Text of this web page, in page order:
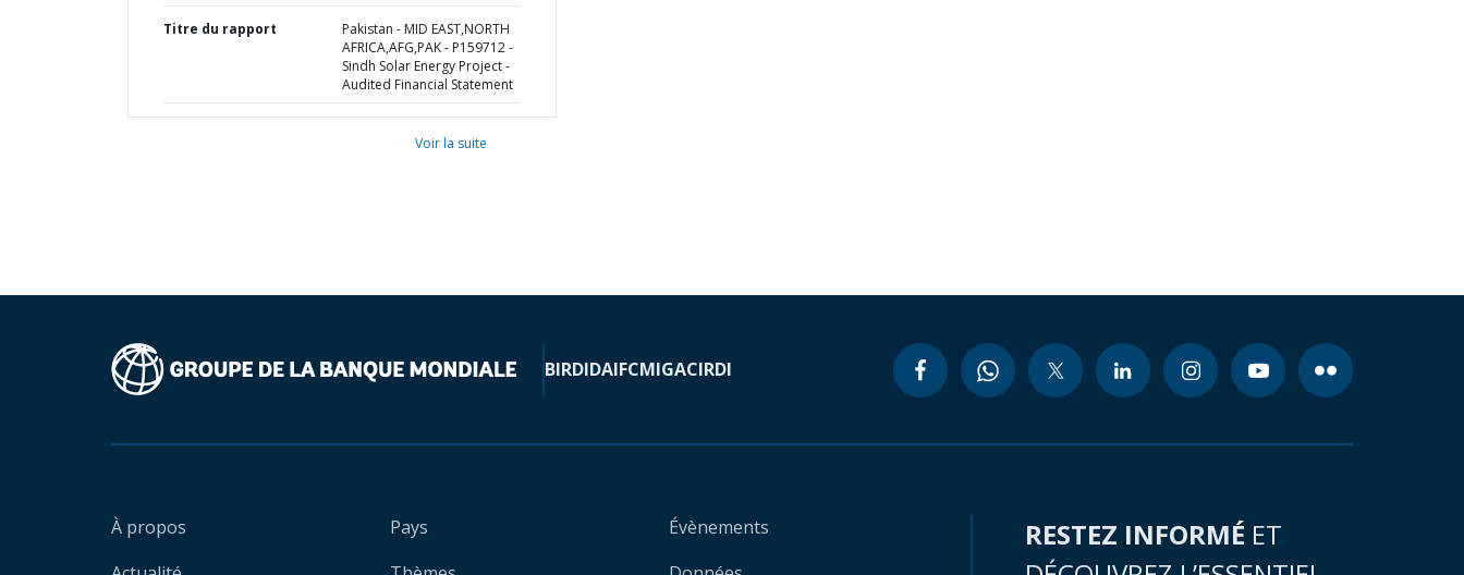
Titre du rapport
Pakistan - MID EAST,NORTH
AFRICA,AFG,PAK - P159712 -
Sindh Solar Energy Project -
Audited Financial Statement
Voir la suite
BIRDIDAIFCMIGACIRDI
À propos
Pays
Évènements
RESTEZ INFORMÉ ET